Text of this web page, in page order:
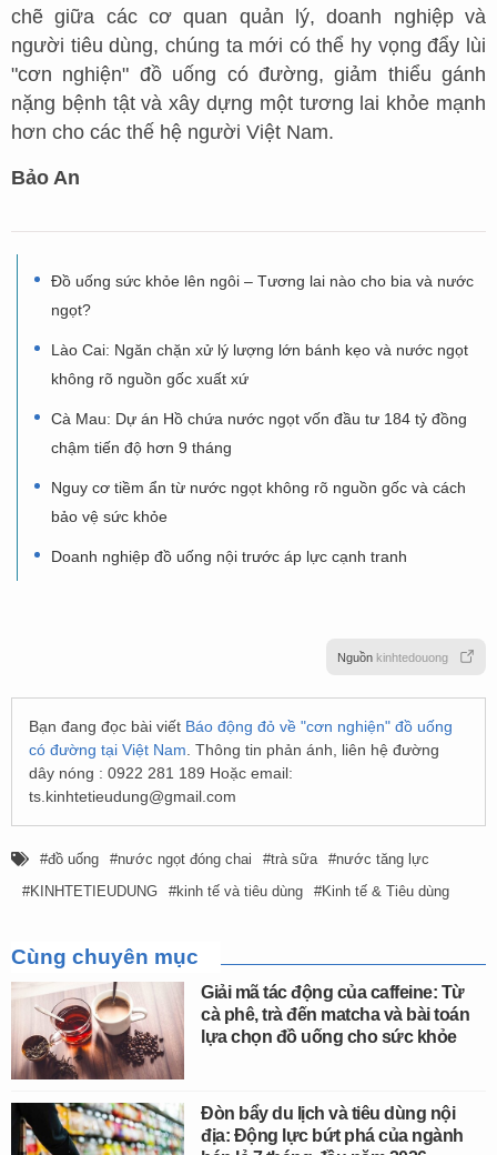
chẽ giữa các cơ quan quản lý, doanh nghiệp và
người tiêu dùng, chúng ta mới có thể hy vọng đẩy lùi
"cơn nghiện" đồ uống có đường, giảm thiểu gánh
nặng bệnh tật và xây dựng một tương lai khỏe mạnh
hơn cho các thế hệ người Việt Nam.
Bảo An
Đồ uống sức khỏe lên ngôi – Tương lai nào cho bia và nước
ngọt?
Lào Cai: Ngăn chặn xử lý lượng lớn bánh kẹo và nước ngọt
không rõ nguồn gốc xuất xứ
Cà Mau: Dự án Hồ chứa nước ngọt vốn đầu tư 184 tỷ đồng
chậm tiến độ hơn 9 tháng
Nguy cơ tiềm ẩn từ nước ngọt không rõ nguồn gốc và cách
bảo vệ sức khỏe
Doanh nghiệp đồ uống nội trước áp lực cạnh tranh
Nguồn kinhtedouong
Bạn đang đọc bài viết Báo động đỏ về "cơn nghiện" đồ uống
có đường tại Việt Nam . Thông tin phản ánh, liên hệ đường
dây nóng : 0922 281 189 Hoặc email:
ts.kinhtetieudung@gmail.com
đồ uống nước ngọt đóng chai trà sữa
nước tăng lực
KINHTETIEUDUNG
kinh tế và tiêu dùng Kinh tế & Tiêu dùng
Cùng chuyên mục
Giải mã tác động của caffeine: Từ
cà phê, trà đến matcha và bài toán
lựa chọn đồ uống cho sức khỏe
Đòn bẩy du lịch và tiêu dùng nội
địa: Động lực bứt phá của ngành